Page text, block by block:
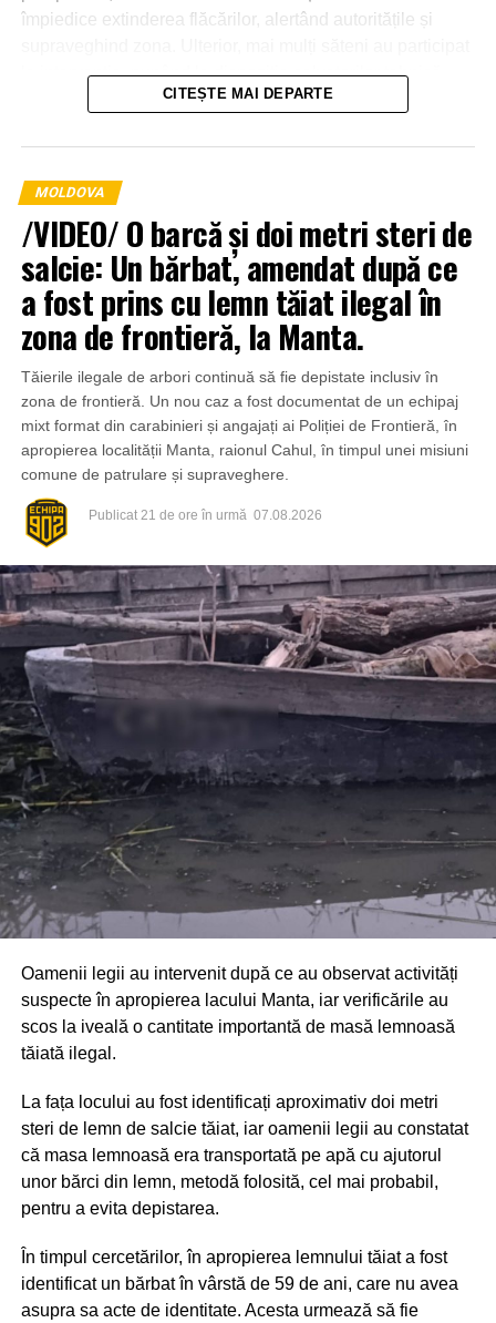
împiedice extinderea flăcărilor, alertând autoritățile și
la intervenție, punând la dispoziția salvatorilor tehnică
agricolă și transportând apă pentru stingerea incendiului.
Din fericire, nimeni nu a avut de suferit, iar reprezentanții
comunității au mulțumit atât pompierilor din Drochia, cât și
localnicilor care au intervenit prompt și au contribuit la
limitarea pagubelor.
CITEȘTE MAI DEPARTE
MOLDOVA
/VIDEO/ O barcă și doi metri steri de
salcie: Un bărbat, amendat după ce
a fost prins cu lemn tăiat ilegal în
zona de frontieră, la Manta.
Tăierile ilegale de arbori continuă să fie depistate inclusiv în
zona de frontieră. Un nou caz a fost documentat de un echipaj
mixt format din carabinieri și angajați ai Poliției de Frontieră, în
apropierea localității Manta, raionul Cahul, în timpul unei misiuni
comune de patrulare și supraveghere.
Publicat 21 de ore în urmă 07.08.2026
Oamenii legii au intervenit după ce au observat activități
suspecte în apropierea lacului Manta, iar verificările au
scos la iveală o cantitate importantă de masă lemnoasă
tăiată ilegal.
La fața locului au fost identificați aproximativ doi metri
steri de lemn de salcie tăiat, iar oamenii legii au constatat
că masa lemnoasă era transportată pe apă cu ajutorul
unor bărci din lemn, metodă folosită, cel mai probabil,
pentru a evita depistarea.
În timpul cercetărilor, în apropierea lemnului tăiat a fost
identificat un bărbat în vârstă de 59 de ani, care nu avea
asupra sa acte de identitate. Acesta urmează să fie